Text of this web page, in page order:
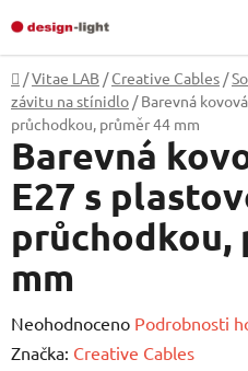
na
obsah
Domů
/Vitae LAB / Creative Cables /
závitu na stínidlo / Barevná
průchodkou, průměr 44 mm
Barevná
E27 s
průchodkou,
mm
Průměrné
hodnocení
Neohodnoceno Podrobnosti
Značka: Creative Cables